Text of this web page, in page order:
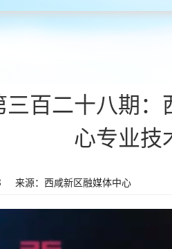
三百二十八期
心专业技
来源：西咸新区融媒体中心